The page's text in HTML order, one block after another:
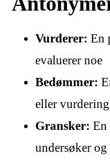
Vurderer: En
evaluerer noe
Bedømmer:
eller vurdering
Gransker: En
undersøker og